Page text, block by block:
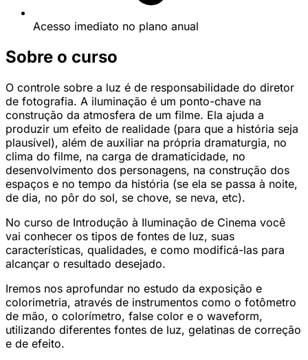
Acesso imediato no plano anual
Sobre o curso
O controle sobre a luz é de responsabilidade do diretor
de fotografia. A iluminação é um ponto-chave na
construção da atmosfera de um filme. Ela ajuda a
produzir um efeito de realidade (para que a história seja
plausível), além de auxiliar na própria dramaturgia, no
clima do filme, na carga de dramaticidade, no
desenvolvimento dos personagens, na construção dos
espaços e no tempo da história (se ela se passa à noite,
de dia, no pôr do sol, se chove, se neva, etc).
No curso de Introdução à Iluminação de Cinema você
vai conhecer os tipos de fontes de luz, suas
características, qualidades, e como modificá-las para
alcançar o resultado desejado.
Iremos nos aprofundar no estudo da exposição e
colorimetria, através de instrumentos como o fotômetro
de mão, o colorímetro, false color e o waveform,
utilizando diferentes fontes de luz, gelatinas de correção
e de efeito.